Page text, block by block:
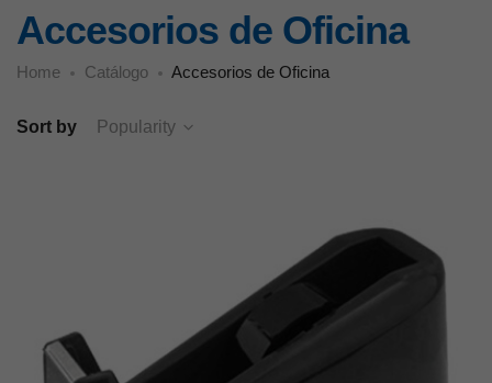
Accesorios de Oficina
Home Catálogo Accesorios de Oficina
Sort by Popularity